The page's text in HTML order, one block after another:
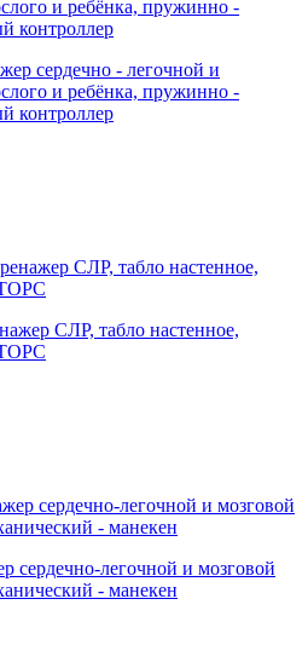
сердечно - легочной и
и ребёнка, пружинно -
контроллер
СЛР, табло настенное,
ТОРС
сердечно-легочной и мозговой
- манекен